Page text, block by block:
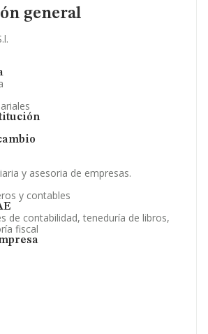
general
y asesoria de empresas.
y contables
de contabilidad, teneduría de libros,
fiscal
y registral complementaria.